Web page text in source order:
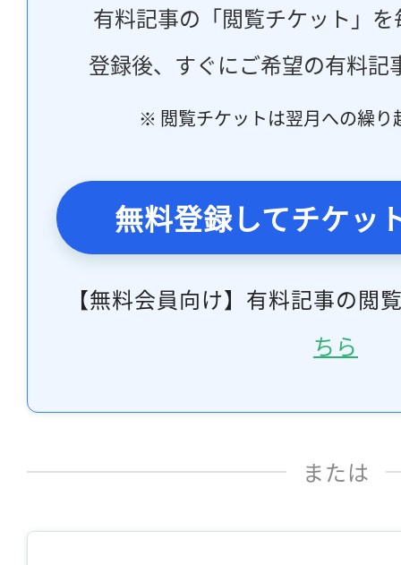
有料記事の「閲覧チケット」
登録後、すぐにご希望の有料記
※ 閲覧チケットは翌月への繰り
無料登録してチケッ
【無料会員向け】有料記事の閲
ちら
または